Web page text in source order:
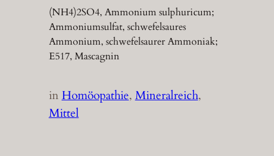
(NH4)2SO4, Ammonium sulphuricum;
Ammoniumsulfat, schwefelsaures
Ammonium, schwefelsaurer Ammoniak;
E517, Mascagnin
inHomöopathie, Mineralreich
Mittel